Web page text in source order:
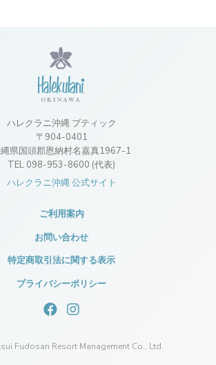
ハレクラニ沖縄 ブティック
〒904-0401
県国頭郡恩納村名嘉真1967-1
TEL 098-953-8600 (代表)
ハレクラニ沖縄 公式サイト
ご利用案内
お問い合わせ
特定商取引法に関する表示
プライバシーポリシー
Fudosan Resort Management Co., Ltd.